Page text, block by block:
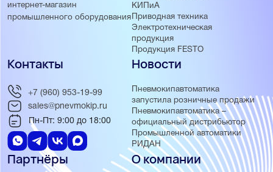
интернет-магазин
промышленного оборудования
КИПиА
Приводная техника
Электротехническая
продукция
Продукция FESTO
Новости
Пневмокипавтоматика
запустила розничные продажи
Пневмокипавтоматика –
официальный дистрибьютор
Промышленной автоматики
РИДАН
Партнёры О компании
Контакты
+7 (960) 953-19-99
sales@pnevmokip.ru
Пн-Пт: 9:00 до 18:00